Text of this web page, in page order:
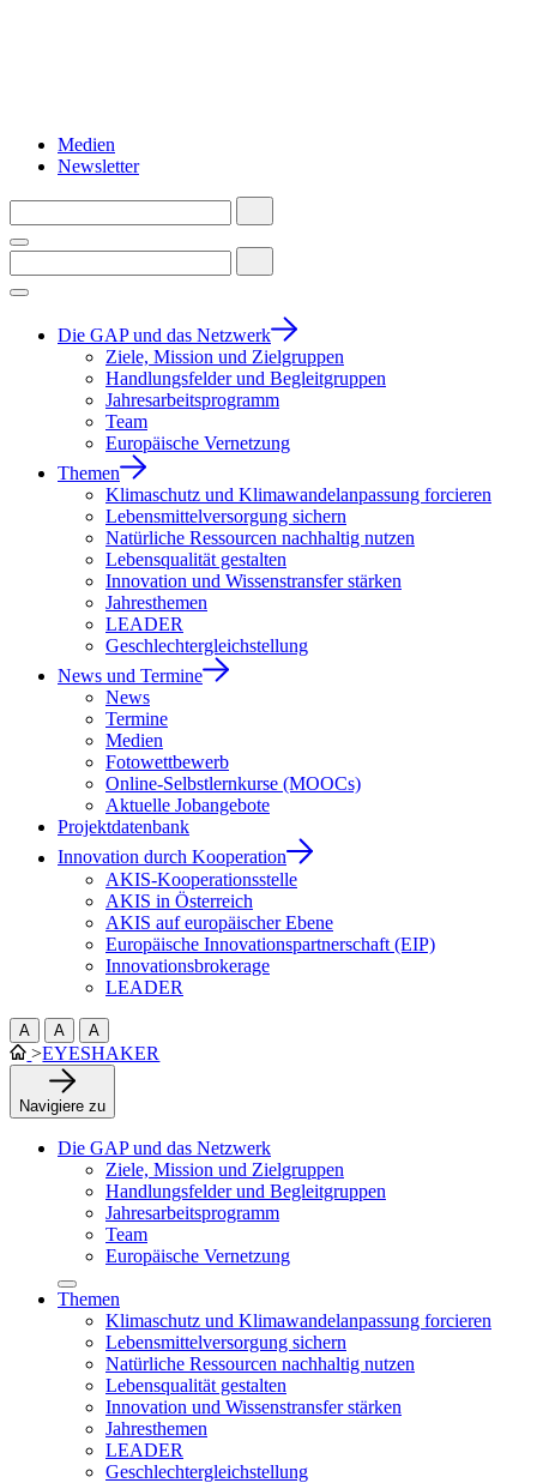
Medien
Newsletter
Die GAP und das Netzwerk
Ziele, Mission und Zielgruppen
Handlungsfelder und Begleitgruppen
Jahresarbeitsprogramm
Team
Europäische Vernetzung
Themen
Klimaschutz und Klimawandelanpassung forcieren
Lebensmittelversorgung sichern
Natürliche Ressourcen nachhaltig nutzen
Lebensqualität gestalten
Innovation und Wissenstransfer stärken
Jahresthemen
LEADER
Geschlechtergleichstellung
News und Termine
News
Termine
Medien
Fotowettbewerb
Online-Selbstlernkurse (MOOCs)
Aktuelle Jobangebote
Projektdatenbank
Innovation durch Kooperation
AKIS-Kooperationsstelle
AKIS in Österreich
AKIS auf europäischer Ebene
Europäische Innovationspartnerschaft (EIP)
Innovationsbrokerage
LEADER
A A A
>EYESHAKER
Navigiere zu
Die GAP und das Netzwerk
Ziele, Mission und Zielgruppen
Handlungsfelder und Begleitgruppen
Jahresarbeitsprogramm
Team
Europäische Vernetzung
Themen
Klimaschutz und Klimawandelanpassung forcieren
Lebensmittelversorgung sichern
Natürliche Ressourcen nachhaltig nutzen
Lebensqualität gestalten
Innovation und Wissenstransfer stärken
Jahresthemen
LEADER
Geschlechtergleichstellung